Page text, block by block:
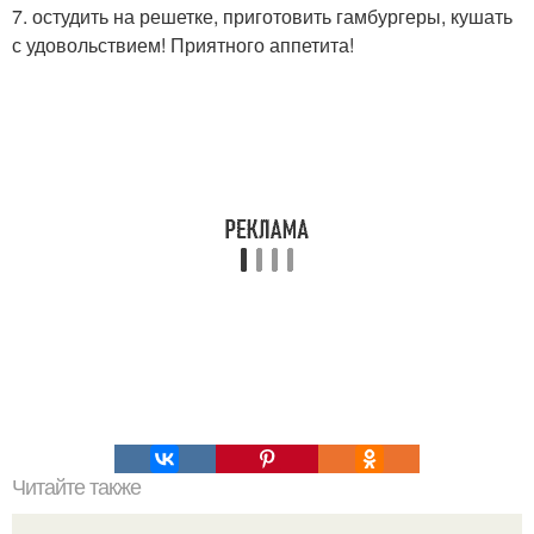
7. остудить на решетке, приготовить гамбургеры, кушать
с удовольствием! Приятного аппетита!
Читайте также